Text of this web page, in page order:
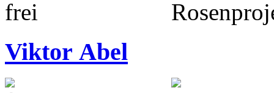
Viktor Abel